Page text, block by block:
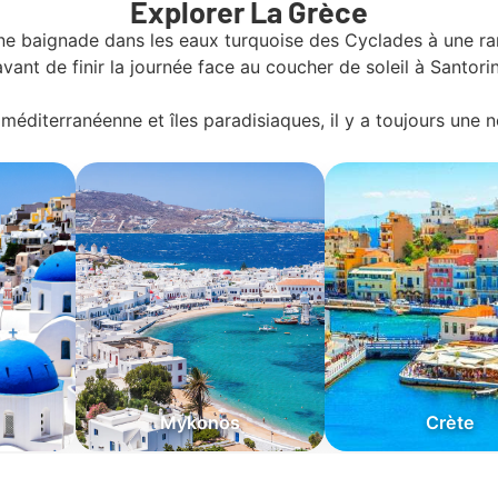
Explorer La Grèce
baignade dans les eaux turquoise des Cyclades à une
de finir la journée face au coucher de soleil à
et îles paradisiaques, il y a toujours une
Mykonos Crète